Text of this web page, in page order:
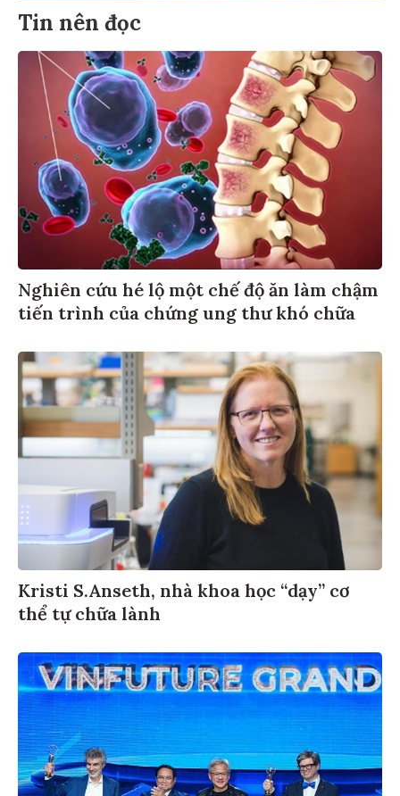
Tin nên đọc
Nghiên cứu hé lộ một chế độ ăn làm chậm
tiến trình của chứng ung thư khó chữa
Kristi S.Anseth, nhà khoa học “dạy” cơ
thể tự chữa lành